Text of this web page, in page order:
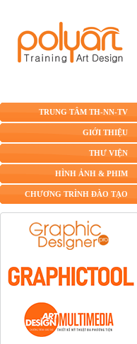
TRUNG TÂM TH-NN-TV
GIỚI THIỆU
THƯ VIỆN
HÌNH ẢNH & PHIM
CHƯƠNG TRÌNH ĐÀO TẠO